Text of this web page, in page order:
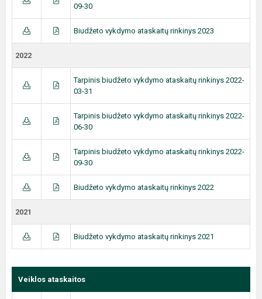
09-30
Biudžeto vykdymo ataskaitų rinkinys 2023
2022
Tarpinis biudžeto vykdymo ataskaitų rinkinys 2022-
03-31
Tarpinis biudžeto vykdymo ataskaitų rinkinys 2022-
06-30
Tarpinis biudžeto vykdymo ataskaitų rinkinys 2022-
09-30
Biudžeto vykdymo ataskaitų rinkinys 2022
2021
Biudžeto vykdymo ataskaitų rinkinys 2021
Veiklos ataskaitos